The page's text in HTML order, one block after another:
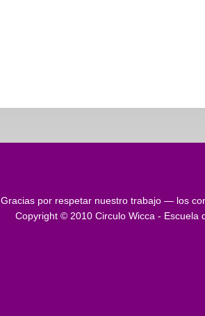
Gracias por respetar nuestro trabajo — los
Copyright © 2010 Circulo Wicca - Escuela